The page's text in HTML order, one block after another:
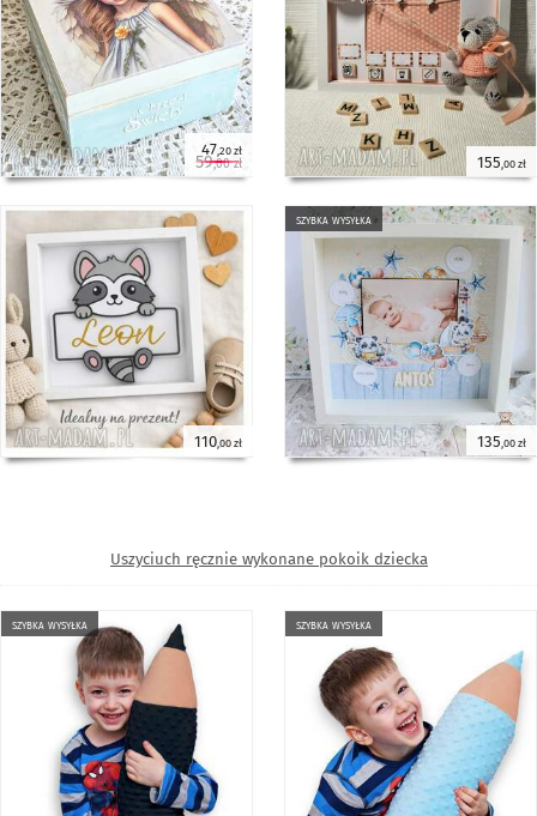
47,20 zł
59,00 zł 155 ,00 zł
110,00 zł
szybka wysyłka
135 ,00 zł
Uszyciuch ręcznie wykonane pokoik dziecka
szybka wysyłka szybka wysyłka